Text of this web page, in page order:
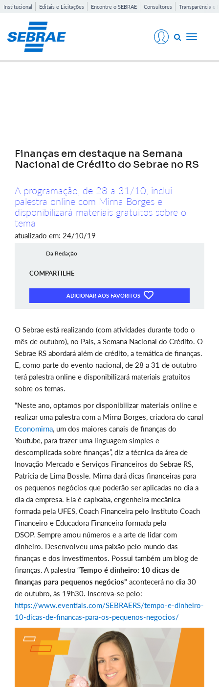
Institucional Editais e Licitações Encontre o SEBRAE Consultores Transparência e
Toggle
Finanças em destaque na Semana
Nacional de Crédito do Sebrae no RS
A programação, de 28 a 31/10, inclui
palestra online com Mirna Borges e
disponibilizará materiais gratuitos sobre o
tema
atualizado em: 24/10/19
Da Redação
COMPARTILHE
ADICIONAR AOS FAVORITOS
O Sebrae está realizando (com atividades durante todo o
mês de outubro), no País, a Semana Nacional do Crédito. O
Sebrae RS abordará além de crédito, a temática de finanças.
E, como parte do evento nacional, de 28 a 31 de outubro
terá palestra online e disponibilizará materiais gratuitos
sobre os temas.
“Neste ano, optamos por disponibilizar materiais online e
realizar uma palestra com a Mirna Borges, criadora do canal
Economirna, um dos maiores canais de finanças do
Youtube, para trazer uma linguagem simples e
descomplicada sobre finanças”, diz a técnica da área de
Inovação Mercado e Serviços Financeiros do Sebrae RS,
Patrícia de Lima Bossle. Mirna dará dicas financeiras para
os pequenos negócios que poderão ser aplicadas no dia a
dia da empresa. Ela é capixaba, engenheira mecânica
formada pela UFES, Coach Financeira pelo Instituto Coach
Financeiro e Educadora Financeira formada pela
DSOP. Sempre amou números e a arte de lidar com
dinheiro. Desenvolveu uma paixão pelo mundo das
finanças e dos investimentos. Possui também um blog de
finanças. A palestra “Tempo é dinheiro: 10 dicas de
finanças para pequenos negócios” acontecerá no dia 30
de outubro, às 19h30. Inscreva-se pelo:
https://www.eventials.com/SEBRAERS/tempo-e-dinheiro-
10-dicas-de-financas-para-os-pequenos-negocios/